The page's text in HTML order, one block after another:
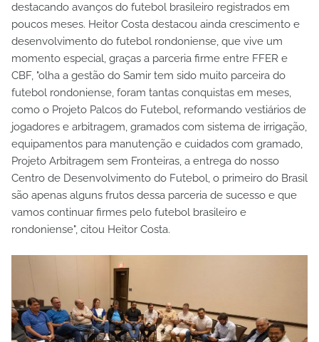
destacando avanços do futebol brasileiro registrados em
poucos meses. Heitor Costa destacou ainda crescimento e
desenvolvimento do futebol rondoniense, que vive um
momento especial, graças a parceria firme entre FFER e
CBF, "olha a gestão do Samir tem sido muito parceira do
futebol rondoniense, foram tantas conquistas em meses,
como o Projeto Palcos do Futebol, reformando vestiários de
jogadores e arbitragem, gramados com sistema de irrigação,
equipamentos para manutenção e cuidados com gramado,
Projeto Arbitragem sem Fronteiras, a entrega do nosso
Centro de Desenvolvimento do Futebol, o primeiro do Brasil
são apenas alguns frutos dessa parceria de sucesso e que
vamos continuar firmes pelo futebol brasileiro e
rondoniense", citou Heitor Costa.